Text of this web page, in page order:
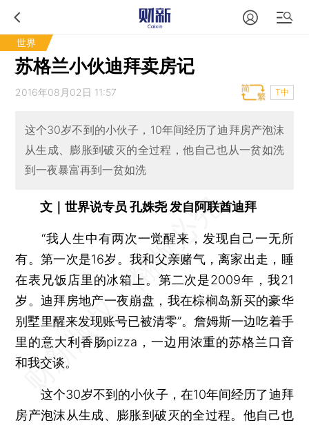
世界
苏格兰小伙迪拜卖房记
2016年08月02日 11:57 T中
这个30岁不到的小伙子，10年间经历了迪拜房产泡沫
从生成、膨胀到破灭的全过程，他自己也从一贫如洗
到一夜暴富再到一贫如洗
文｜世界说专员 孔姝尧 发自阿联酋迪拜
“我人生中有两次一觉醒来，发现自己一无所
有。第一次是16岁。我和父亲赌气，离家出走，睡
在表兄饭店里的冰箱上。第二次是2009年，我21
岁。迪拜房地产一夜崩盘，我在棕榈岛新买的豪华
别墅里醒来发现账号已被清零”。詹姆斯一边吃着手
里的意大利香肠pizza，一边用浓重的苏格兰口音
和我交谈。
这个30岁不到的小伙子，在10年间经历了迪拜
房产泡沫从生成、膨胀到破灭的全过程。他自己也